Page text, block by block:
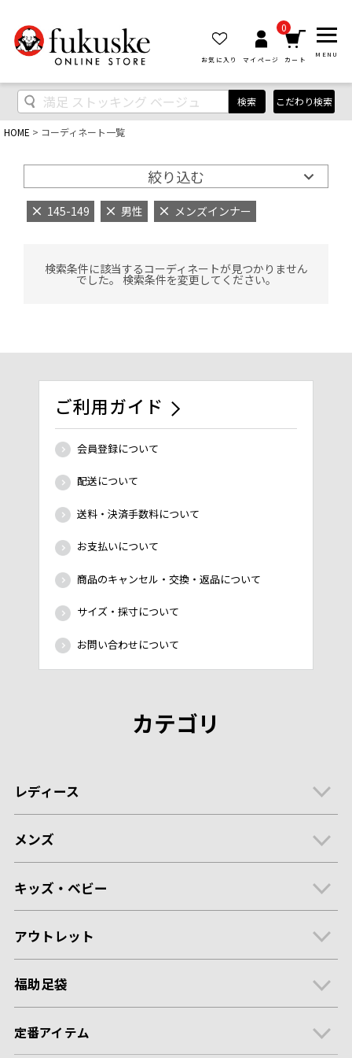
お気に入り マイページ
0
カート
MENU
検索 こだわり検索
HOME コーディネート一覧
絞り込む
145-149 男性 メンズインナー
検索条件に該当するコーディネートが見つかりません
でした。 検索条件を変更してください。
ご利用ガイド
会員登録について
配送について
送料・決済手数料について
お支払いについて
商品のキャンセル・交換・返品について
サイズ・採寸について
お問い合わせについて
カテゴリ
レディース
メンズ
キッズ・ベビー
アウトレット
福助足袋
定番アイテム